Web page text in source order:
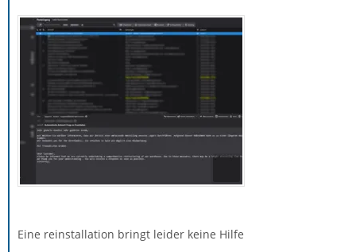
Eine reinstallation bringt leider keine Hilfe